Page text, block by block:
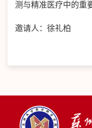
测与精准医疗中的重
邀请人：徐礼柏